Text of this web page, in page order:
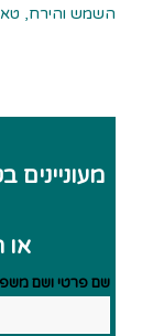
השמש והירח,
או
שם פרטי ושם